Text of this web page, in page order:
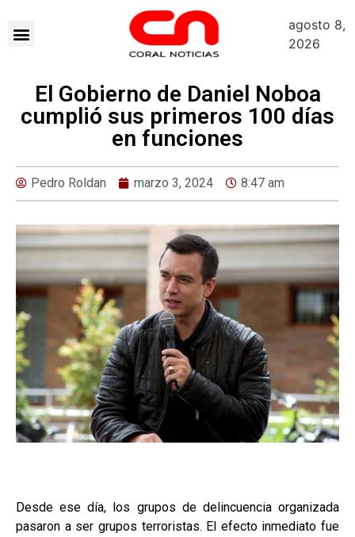
agosto 8,
2026
El Gobierno de Daniel Noboa
cumplió sus primeros 100 días
en funciones
Pedro Roldan marzo 3, 2024 8:47 am
Desde ese día, los grupos de delincuencia organizada
pasaron a ser grupos terroristas. El efecto inmediato fue